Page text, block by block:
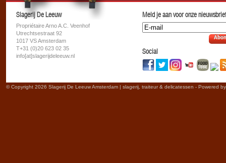
Slagerij De Leeuw
Propriétaire Arno A.C. Veenhof
Utrechtsestraat 92
1017 VS Amsterdam
T+31 (0)20 623 02 35
info[at]slagerijdeleeuw.nl
Meld je aan voor onze
Social
© Copyright 2026 Slagerij De Leeuw Amsterdam | slagerij, traiteur & delicatessen - Powered